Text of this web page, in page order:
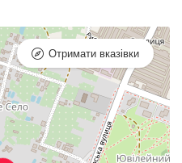
Отримати вказівки